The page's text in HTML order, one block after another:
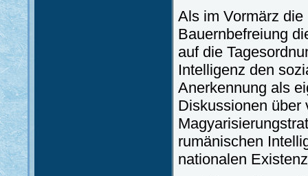
Als im Vormärz
Bauernbefreiung
auf die
Intelligenz den
Anerkennung als
Diskussionen über
rumänischen
nationalen